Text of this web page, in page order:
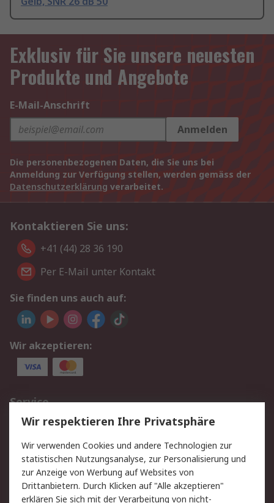
Exklusiv für Sie unsere neuesten
Produkte und Angebote
E-Mail-Anschrift
Anmelden
Die personenbezogenen Daten, die Sie uns bei
Anmeldung zur Verfügung stellen, werden gemäss der
Datenschutzerklärung verarbeitet.
Kontaktieren Sie uns:
+41 (44) 28 36 190
Per E-Mail unter Kontakt
Sie finden uns auch auf:
Wir akzeptieren:
Service
Value Added Services
Lieferlösungen
Rücksendungen
Kontakt
Hilfe
Rechtliches
Wir respektieren Ihre Privatsphäre
Wir verwenden Cookies und andere Technologien zur
statistischen Nutzungsanalyse, zur Personalisierung und
zur Anzeige von Werbung auf Websites von
Drittanbietern. Durch Klicken auf "Alle akzeptieren"
erklären Sie sich mit der Verarbeitung von nicht-